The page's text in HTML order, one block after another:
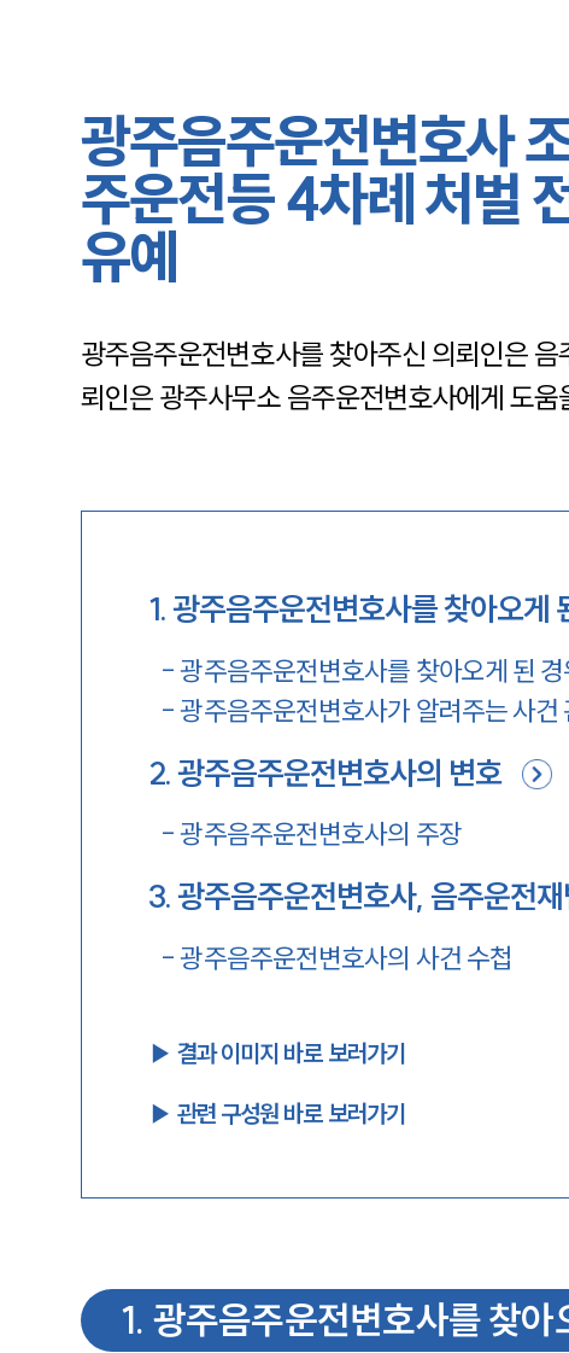
광주음주운전변호사
주운전등 4차례 처벌
유예
광주음주운전변호사를 찾아주신 의뢰인은
뢰인은 광주사무소 음주운전변호사에게 도움
1.광주음주운전변호사를 찾아오게
-광주음주운전변호사를 찾아오게 된 경
-광주음주운전변호사가 알려주는 사건
2.광주음주운전변호사의 변호
-광주음주운전변호사의 주장
3.광주음주운전변호사, 음주운전
-광주음주운전변호사의 사건 수첩
▶︎ 결과 이미지 바로 보러가기
▶︎ 관련 구성원 바로 보러가기
1. 광주음주운전변호사를 찾아